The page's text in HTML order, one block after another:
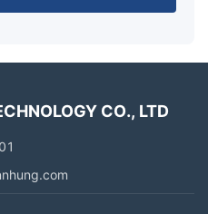
CO., LTD